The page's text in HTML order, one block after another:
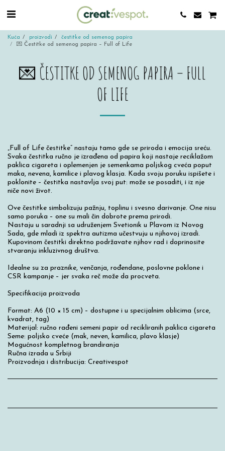
Kuća proizvodi
čestitke od semenog papira
💌 Čestitke od semenog papira – Full of Life
💌 ČESTITKE OD SEMENOG PAPIRA – FULL
OF LIFE
„Full of Life čestitke” nastaju tamo gde se priroda i emocija sreću.
Svaka čestitka ručno je izrađena od papira koji nastaje reciklažom
paklica cigareta i oplemenjen je semenkama poljskog cveća poput
maka, nevena, kamilice i plavog klasja. Kada svoju poruku ispišete i
poklonite – čestitka nastavlja svoj put: može se posaditi, i iz nje
niče novi život.
Ove čestitke simbolizuju pažnju, toplinu i svesno darivanje. One nisu
samo poruka – one su mali čin dobrote prema prirodi.
Nastaju u saradnji sa udruženjem Svetionik u Plavom iz Novog
Sada, gde mladi iz spektra autizma učestvuju u njihovoj izradi.
Kupovinom čestitki direktno podržavate njihov rad i doprinosite
stvaranju inkluzivnog društva.
Idealne su za praznike, venčanja, rođendane, poslovne poklone i
CSR kampanje – jer svaka reč može da procveta.
Specifikacija proizvoda
Format: A6 (10 × 15 cm) – dostupne i u specijalnim oblicima (srce,
kvadrat, tag)
Materijal: ručno rađeni semeni papir od recikliranih paklica cigareta
Seme: poljsko cveće (mak, neven, kamilica, plavo klasje)
Mogućnost kompletnog brandiranja
Ručna izrada u Srbiji
Proizvodnja i distribucija: Creativespot